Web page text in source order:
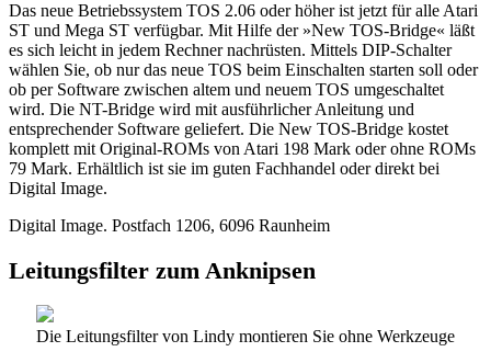
Das neue Betriebssystem TOS 2.06 oder höher ist jetzt für alle Atari
ST und Mega ST verfügbar. Mit Hilfe der »New TOS-Bridge« läßt
es sich leicht in jedem Rechner nachrüsten. Mittels DIP-Schalter
wählen Sie, ob nur das neue TOS beim Einschalten starten soll oder
ob per Software zwischen altem und neuem TOS umgeschaltet
wird. Die NT-Bridge wird mit ausführlicher Anleitung und
entsprechender Software geliefert. Die New TOS-Bridge kostet
komplett mit Original-ROMs von Atari 198 Mark oder ohne ROMs
79 Mark. Erhältlich ist sie im guten Fachhandel oder direkt bei
Digital Image.
Digital Image. Postfach 1206, 6096 Raunheim
Leitungsfilter zum Anknipsen
Die Leitungsfilter von Lindy montieren Sie ohne Werkzeuge